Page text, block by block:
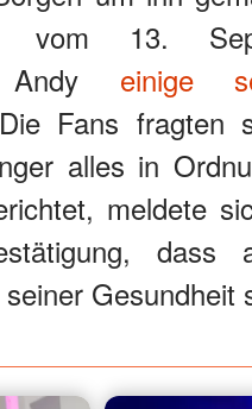
vom 13.
Andy einige
Fans fragten
alles in
meldete
dass
Gesundheit